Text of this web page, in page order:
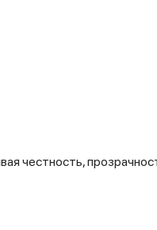
честность,